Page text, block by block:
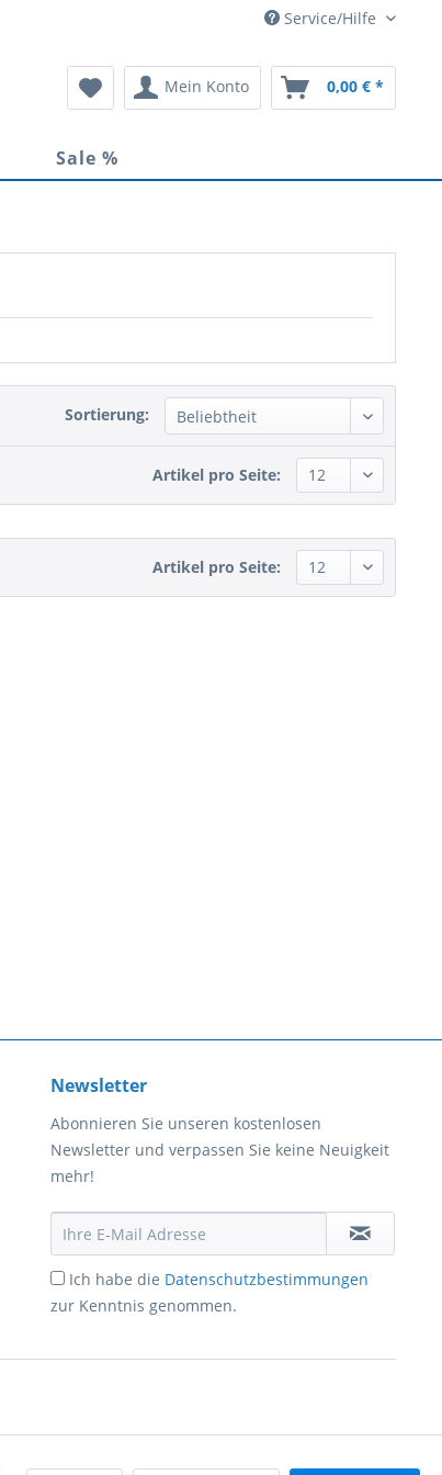
Service/Hilfe
Mein Konto 0,00 € *
Sale %
Sortierung:
Artikel pro Seite:
Artikel pro Seite:
Newsletter
Abonnieren Sie unseren kostenlosen
Newsletter und verpassen Sie keine Neuigkeit
mehr!
Ich habe die Datenschutzbestimmungen
zur Kenntnis genommen.